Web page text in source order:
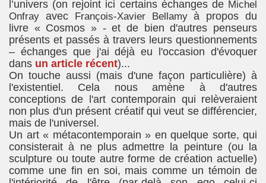
l’univers (on rejoint ici certains échanges de Michel
Onfray avec François-Xavier Bellamy à propos du
livre « Cosmos » - et de bien d'autres penseurs
présents et passés à travers leurs questionnements
– échanges que j'ai déjà eu l'occasion d'évoquer
dans un article récent)...
On touche aussi (mais d'une façon particulière) à
l'existentiel. Cela nous amène à d'autres
conceptions de l'art contemporain qui relèveraient
non plus d'un présent créatif qui veut se différencier,
mais de l'universel.
Un art « métacontemporain » en quelque sorte, qui
consisterait à ne plus admettre la peinture (ou la
sculpture ou toute autre forme de création actuelle)
comme une fin en soi, mais comme un témoin de